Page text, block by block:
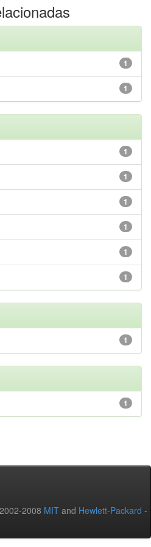
1
1
1
1
1
1
1
1
1
1
2008 MIT and Hewlett-Packard -